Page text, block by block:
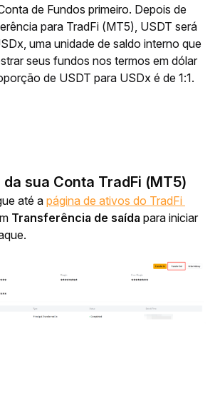
de Fundos primeiro. Depois de
para TradFi (MT5), USDT será
uma unidade de saldo interno que
seus fundos nos termos em dólar
de USDT para USDx é de 1:1.
sua Conta TradFi (MT5)
até a página de ativos do TradFi
Transferência de saída para iniciar